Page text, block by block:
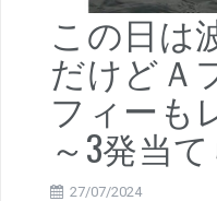
この日は
だけどＡ
フィーも
～3発当
27/07/2024